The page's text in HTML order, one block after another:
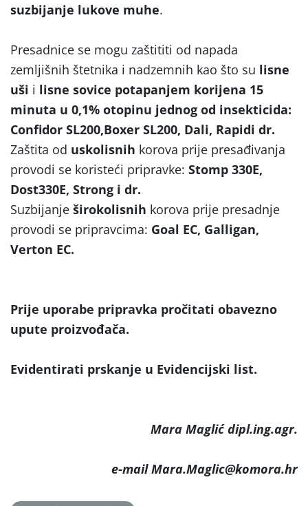
suzbijanje lukove muhe.
Presadnice se mogu zaštititi od napada
zemljišnih štetnika i nadzemnih kao što su lisne
uši i lisne sovice potapanjem korijena 15
minuta u 0,1% otopinu jednog od insekticida:
Confidor SL200,Boxer SL200, Dali, Rapidi dr.
Zaštita od uskolisnih korova prije presađivanja
provodi se koristeći pripravke: Stomp 330E,
Dost330E, Strong i dr.
Suzbijanje širokolisnih korova prije presadnje
provodi se pripravcima: Goal EC, Galligan,
Verton EC.
Prije uporabe pripravka pročitati obavezno
upute proizvođača.
Evidentirati prskanje u Evidencijski list.
Mara Maglić dipl.ing.agr.
e-mail Mara.Maglic@komora.hr